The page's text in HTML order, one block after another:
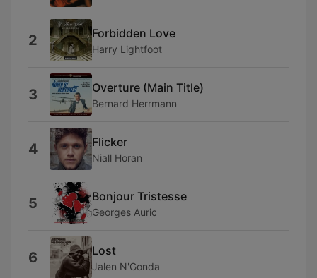
2 Forbidden Love
Harry Lightfoot
3 Overture (Main Title)
Bernard Herrmann
4 Flicker
Niall Horan
5 Bonjour Tristesse
Georges Auric
6 Lost
Jalen N'Gonda